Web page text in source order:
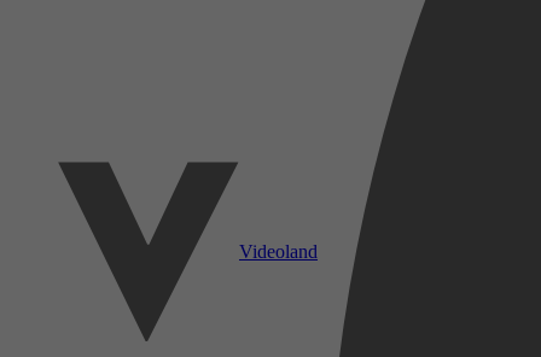
Videoland